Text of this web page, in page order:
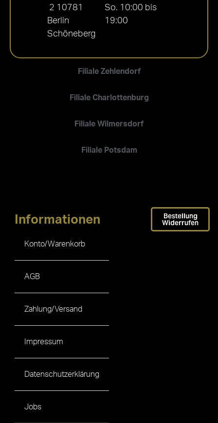
Filiale Zehlendorf
Filiale Charlottenburg
Filiale Wilmersdorf
Filiale Potsdam
2 10781
Berlin
Schöneberg
So. 10:00 bis
19:00
Informationen
Konto/Warenkorb
AGB
Zahlung/Versand
Impressum
Datenschutzerklärung
Jobs
Bestellung
Widerrufen